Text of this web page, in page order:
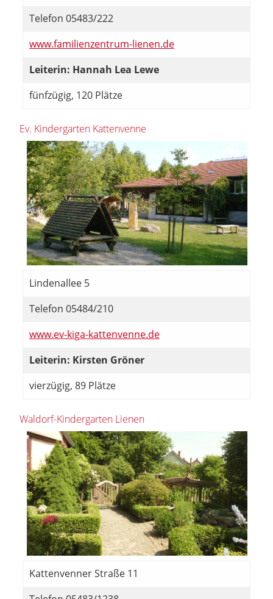
Telefon 05483/222
www.familienzentrum-lienen.de
Leiterin: Hannah Lea Lewe
fünfzügig, 120 Plätze
Ev. Kindergarten Kattenvenne
Lindenallee 5
Telefon 05484/210
www.ev-kiga-kattenvenne.de
Leiterin: Kirsten Gröner
vierzügig, 89 Plätze
Waldorf-Kindergarten Lienen
Kattenvenner Straße 11